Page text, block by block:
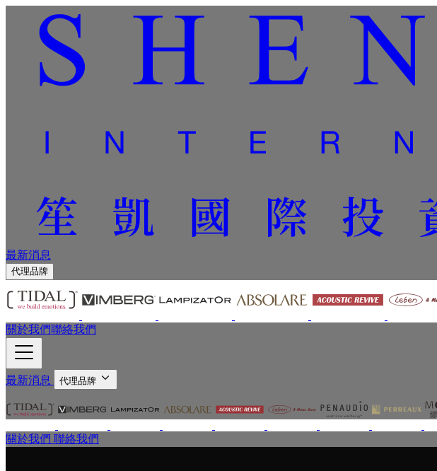
最新消息
代理品牌
關於我們聯絡我們
最新消息 代理品牌
關於我們 聯絡我們